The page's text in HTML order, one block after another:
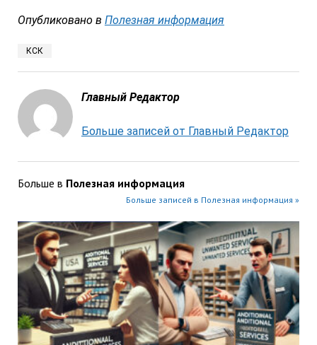
Опубликовано в Полезная информация
КСК
Главный Редактор
Больше записей от Главный Редактор
Больше в Полезная информация
Больше записей в Полезная информация »